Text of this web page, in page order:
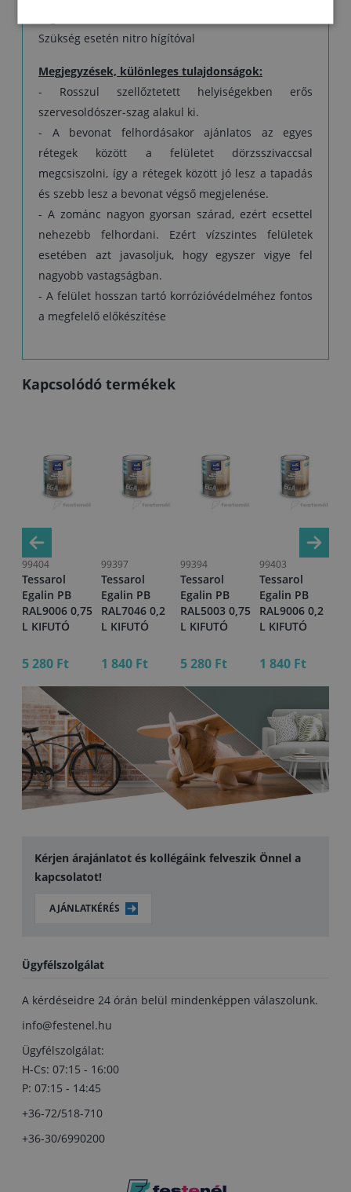
Szükség esetén nitro hígítóval
Megjegyzések, különleges tulajdonságok:
- Rosszul szellőztetett helyiségekben erős
szervesoldószer-szag alakul ki.
- A bevonat felhordásakor ajánlatos az egyes
rétegek között a felületet dörzsszivaccsal
megcsiszolni, így a rétegek között jó lesz a tapadás
és szebb lesz a bevonat végső megjelenése.
- A zománc nagyon gyorsan szárad, ezért ecsettel
nehezebb felhordani. Ezért vízszintes felületek
esetében azt javasoljuk, hogy egyszer vigye fel
nagyobb vastagságban.
- A felület hosszan tartó korrózióvédelméhez fontos
a megfelelő előkészítése
Kapcsolódó termékek
99404
Tessarol
Egalin PB
RAL9006 0,75
L KIFUTÓ
5 280 Ft
99397
Tessarol
Egalin PB
RAL7046 0,2
L KIFUTÓ
1 840 Ft
99394
Tessarol
Egalin PB
RAL5003 0,75
L KIFUTÓ
5 280 Ft
99403
Tessarol
Egalin PB
RAL9006 0,2
L KIFUTÓ
1 840 Ft
Kérjen árajánlatot és kollégáink felveszik Önnel a
kapcsolatot!
AJÁNLATKÉRÉS
Ügyfélszolgálat
A kérdéseidre 24 órán belül mindenképpen válaszolunk.
info@festenel.hu
Ügyfélszolgálat:
H-Cs: 07:15 - 16:00
P: 07:15 - 14:45
+36-72/518-710
+36-30/6990200